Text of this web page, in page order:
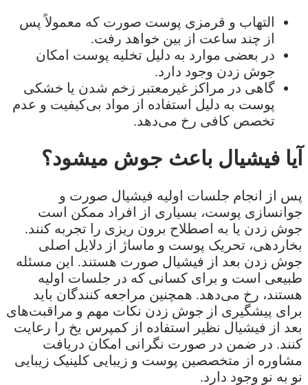
التهاب و قرمزی پوست صورت که معمولاً پس
از چند ساعت از بین خواهد رفت.
در بعضی موارد به دلیل تخلیه پوست امکان
جوش زدن وجود دارد.
گاهی در مراکز غیرمعتبر زخم شدن یا خشکی
پوست به دلیل استفاده از مواد بی‌کیفیت و عدم
تخصص کافی رخ می‌دهد.
آیا فیشیال باعث جوش میشود؟
پس از انجام جلسات اولیه فیشیال صورت و
جوانسازی پوست، بسیاری از افراد ممکن است
جوش زدن یا به اصطلاح برون ریزی را تجربه کنند.
بخاردهی، تحریک پوست و ماساژ از دلایل اصلی
جوش زدن بعد از فیشیال صورت هستند. این مسئله
طبیعی است و برای کسانی که در جلسات اولیه
هستند، رخ می‌دهد. همچنین مراجعه کنندگان باید
برای پیشگیری از جوش زدن نکات مهم و مراقبت‌های
بعد از فیشیال نظیر استفاده از کمپرس یخ را رعایت
کنند. در ضمن در صورت نگرانی امکان دریافت
مشاوره از متخصصین پوست و زیبایی کلینیک زیبایی
نو به نو وجود دارد.